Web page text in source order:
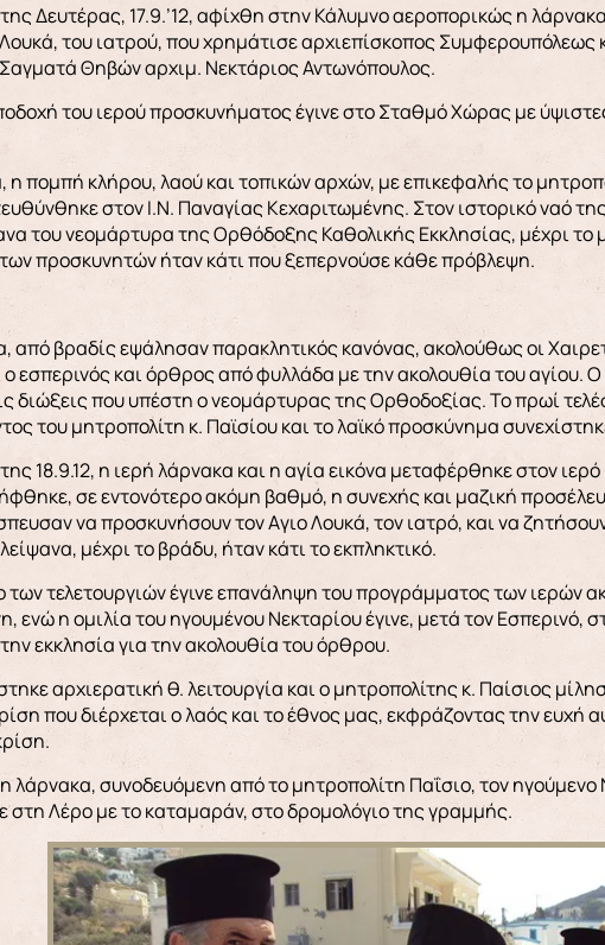
Δευτέρας, 17.9.’12, αφίχθη στην Κάλυμνο αεροπορικώς η
του ιατρού, που χρημάτισε αρχιεπίσκοπος Συμφερουπόλεως
Θηβών αρχιμ. Νεκτάριος Αντωνόπουλος.
του ιερού προσκυνήματος έγινε στο Σταθμό Χώρας με
η πομπή κλήρου, λαού και τοπικών αρχών, με επικεφαλής το
στον Ι.Ν. Παναγίας Κεχαριτωμένης. Στον ιστορικό ναό
του νεομάρτυρα της Ορθόδοξης Καθολικής Εκκλησίας, μέχρι
προσκυνητών ήταν κάτι που ξεπερνούσε κάθε πρόβλεψη.
από βραδίς εψάλησαν παρακλητικός κανόνας, ακολούθως οι
εσπερινός και όρθρος από φυλλάδα με την ακολουθία του αγίου.
διώξεις που υπέστη ο νεομάρτυρας της Ορθοδοξίας. Το πρωί
του μητροπολίτη κ. Παϊσίου και το λαϊκό προσκύνημα
18.9.12, η ιερή λάρνακα και η αγία εικόνα μεταφέρθηκε στον
σε εντονότερο ακόμη βαθμό, η συνεχής και μαζική
να προσκυνήσουν τον Aγιο Λουκά, τον ιατρό, και να
μέχρι το βράδυ, ήταν κάτι το εκπληκτικό.
των τελετουργιών έγινε επανάληψη του προγράμματος των ιερών
ενώ η ομιλία του ηγουμένου Νεκταρίου έγινε, μετά τον Εσπερινό,
εκκλησία για την ακολουθία του όρθρου.
αρχιερατική θ. λειτουργία και ο μητροπολίτης κ. Παίσιος
που διέρχεται ο λαός και το έθνος μας, εκφράζοντας την ευχή
λάρνακα, συνοδευόμενη από το μητροπολίτη Παΐσιο, τον ηγούμενο
στη Λέρο με το καταμαράν, στο δρομολόγιο της γραμμής.